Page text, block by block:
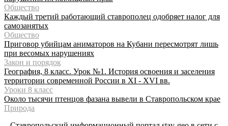
Общество
Каждый третий работающий ставрополец одобряет налог для
самозанятых
Общество
Приговор убийцам аниматоров на Кубани пересмотрят лишь
при весомых нарушениях
Закон и порядок
География, 8 класс. Урок №1. История освоения и заселения
территории современной России в XI - XVI вв.
Уроки 8 класс
Около тысячи птенцов фазана вывели в Ставропольском крае
Природа